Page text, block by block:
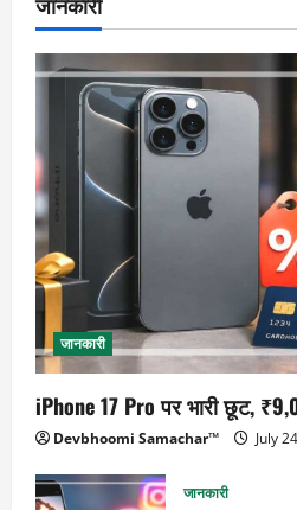
जानकारी
iPhone 17 Pro पर भारी छूट,
Devbhoomi Samachar™ July
जानकारी